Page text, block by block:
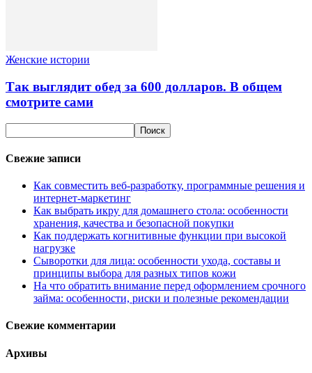
Женские истории
Так выглядит обед за 600 долларов. В общем
смотрите сами
Свежие записи
Как совместить веб-разработку, программные решения и
интернет-маркетинг
Как выбрать икру для домашнего стола: особенности
хранения, качества и безопасной покупки
Как поддержать когнитивные функции при высокой
нагрузке
Сыворотки для лица: особенности ухода, составы и
принципы выбора для разных типов кожи
На что обратить внимание перед оформлением срочного
займа: особенности, риски и полезные рекомендации
Свежие комментарии
Архивы